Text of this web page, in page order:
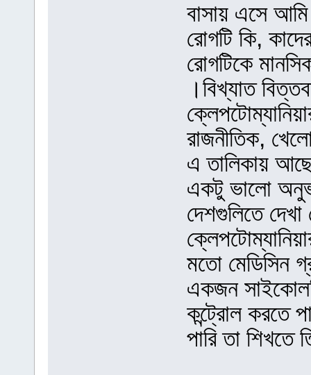
বাসায় এসে আমি
রোগটি কি,
রোগটিকে
।বিখ্যাত
রাজনীতিক,
এ তালিকায়
একটু ভালো
দেশগুলিতে
মতো মেডিসিন
একজন
কন্ট্রোল করতে
পারি তা